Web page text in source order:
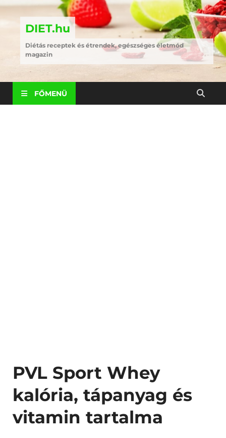
DIET.hu
Diétás receptek és étrendek, egészséges életmód
magazin
FŐMENÜ
PVL Sport Whey
kalória, tápanyag és
vitamin tartalma